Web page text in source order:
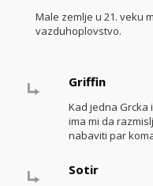
Male zemlje u 21. veku
vazduhoplovstvo.
Griffin
Kad jedna Grcka
ima mi da
nabaviti par
Sotir